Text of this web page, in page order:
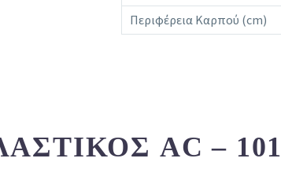
Περιφέρεια Καρπού (cm)
AC –